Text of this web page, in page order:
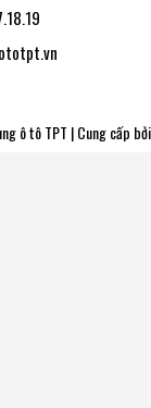
ô tô TPT | Cung cấp bởi